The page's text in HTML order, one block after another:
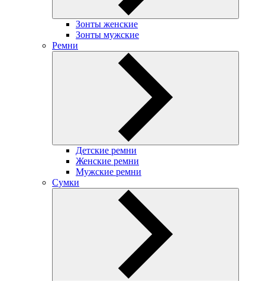
Зонты женские
Зонты мужские
Ремни
Детские ремни
Женские ремни
Мужские ремни
Сумки